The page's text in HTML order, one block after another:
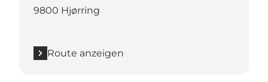
9800 Hjørring
Route anzeigen